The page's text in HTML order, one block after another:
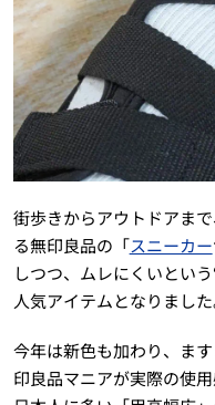
街歩きからアウトドアま
る無印良品の「スニーカー
しつつ、ムレにくいとい
人気アイテムとなりました
今年は新色も加わり、ま
印良品マニアが実際の使